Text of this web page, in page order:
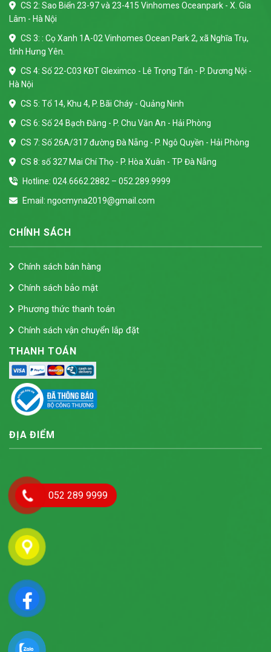
CS 2: Sao Biển 23-97 và 23-415 Vinhomes Oceanpark - X. Gia
Lâm - Hà Nội
CS 3: : Cọ Xanh 1A-02 Vinhomes Ocean Park 2, xã Nghĩa Trụ,
tỉnh Hưng Yên.
CS 4: Số 22-C03 KĐT Gleximco - Lê Trọng Tấn - P. Dương Nội -
Hà Nội
CS 5: Tổ 14, Khu 4, P. Bãi Cháy - Quảng Ninh
CS 6: Số 24 Bạch Đằng - P. Chu Văn An - Hải Phòng
CS 7: Số 26A/317 đường Đà Nẵng - P. Ngô Quyền - Hải Phòng
CS 8: số 327 Mai Chí Thọ - P. Hòa Xuân - TP Đà Nẵng
Hotline: 024.6662.2882 – 052.289.9999
Email: ngocmyna2019@gmail.com
CHÍNH SÁCH
Chính sách bán hàng
Chính sách bảo mật
Phương thức thanh toán
Chính sách vận chuyển lắp đặt
THANH TOÁN
ĐỊA ĐIỂM
052 289 9999